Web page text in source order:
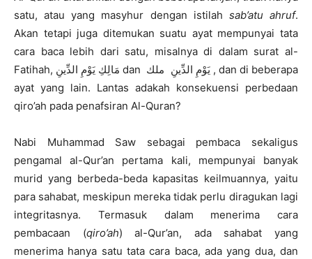
satu, atau yang masyhur dengan istilah sab’atu ahruf.
Akan tetapi juga ditemukan suatu ayat mempunyai tata
cara baca lebih dari satu, misalnya di dalam surat al-
Fatihah, مَالِكِ يَوْمِ الدِّينِ dan يَوْمِ الدِّينِ ملك , dan di beberapa
ayat yang lain. Lantas adakah konsekuensi perbedaan
qiro’ah pada penafsiran Al-Quran?
Nabi Muhammad Saw sebagai pembaca sekaligus
pengamal al-Qur’an pertama kali, mempunyai banyak
murid yang berbeda-beda kapasitas keilmuannya, yaitu
para sahabat, meskipun mereka tidak perlu diragukan lagi
integritasnya. Termasuk dalam menerima cara
pembacaan (qiro’ah) al-Qur’an, ada sahabat yang
menerima hanya satu tata cara baca, ada yang dua, dan